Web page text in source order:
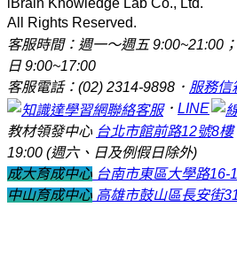
All Rights Reserved.
客服時間：週一～週五 9:00~21:00
日 9:00~17:00
客服電話：(02) 2314-9898． 服務信
． LINE
教材領發中心 台北市館前路12號8樓
19:00 (週六、日及例假日除外)
成大育成中心 台南市東區大學路16-
中山育成中心 高雄市鼓山區長安街